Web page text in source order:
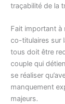
traçabilité de la
Fait important à
co-titulaires sur
tous doit être
couple qui
se réaliser
manquement
majeurs.